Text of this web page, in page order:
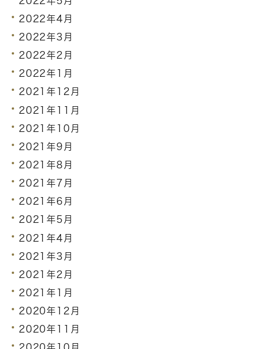
2022年4月
2022年3月
2022年2月
2022年1月
2021年12月
2021年11月
2021年10月
2021年9月
2021年8月
2021年7月
2021年6月
2021年5月
2021年4月
2021年3月
2021年2月
2021年1月
2020年12月
2020年11月